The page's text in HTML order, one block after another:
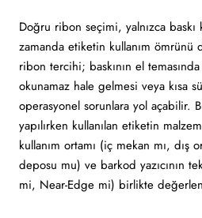
Doğru ribon seçimi, yalnızca
zamanda etiketin kullanım ömrünü
ribon tercihi; baskının el
okunamaz hale gelmesi veya kısa
operasyonel sorunlara yol açabilir.
yapılırken kullanılan etiketin
kullanım ortamı (iç mekan mı, dış
deposu mu) ve barkod yazıcının
mi, Near-Edge mi) birlikte